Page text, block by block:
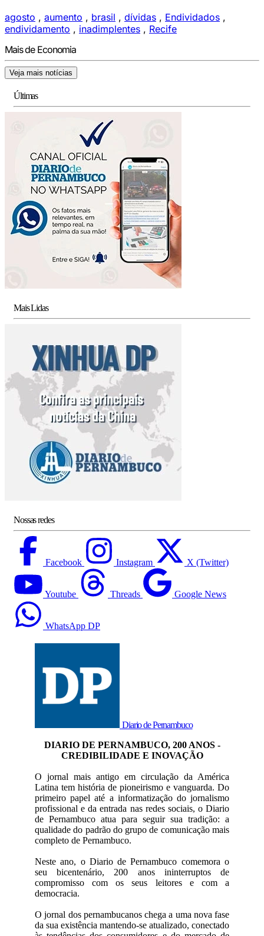
agosto , aumento , brasil , dívidas , Endividados ,
endividamento , inadimplentes , Recife
Mais de Economia
Veja mais notícias
Últimas
Mais Lidas
Nossas redes
Facebook Instagram X (Twitter)
Youtube Threads Google News
WhatsApp DP
Diario de Pernambuco
DIARIO DE PERNAMBUCO, 200 ANOS -
CREDIBILIDADE E INOVAÇÃO
O jornal mais antigo em circulação da América
Latina tem história de pioneirismo e vanguarda. Do
primeiro papel até a informatização do jornalismo
profissional e da entrada nas redes sociais, o Diario
de Pernambuco atua para seguir sua tradição: a
qualidade do padrão do grupo de comunicação mais
completo de Pernambuco.
Neste ano, o Diario de Pernambuco comemora o
seu bicentenário, 200 anos ininterruptos de
compromisso com os seus leitores e com a
democracia.
O jornal dos pernambucanos chega a uma nova fase
da sua existência mantendo-se atualizado, conectado